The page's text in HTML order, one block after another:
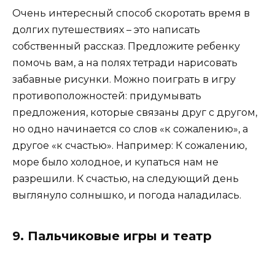
Очень интересный способ скоротать время в
долгих путешествиях – это написать
собственный рассказ. Предложите ребенку
помочь вам, а на полях тетради нарисовать
забавные рисунки. Можно поиграть в игру
противоположностей: придумывать
предложения, которые связаны друг с другом,
но одно начинается со слов «к сожалению», а
другое «к счастью». Например: К сожалению,
море было холодное, и купаться нам не
разрешили. К счастью, на следующий день
выглянуло солнышко, и погода наладилась.
9. Пальчиковые игры и театр